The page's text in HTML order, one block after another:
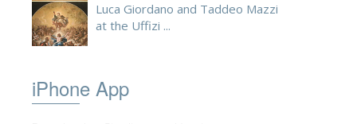
Luca Giordano and Taddeo Mazzi
at the Uffizi ...
iPhone App